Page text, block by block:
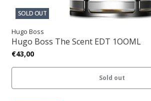
SOLD OUT
Hugo Boss
Hugo Boss The Scent EDT 1OOML
€43,00
Sold out